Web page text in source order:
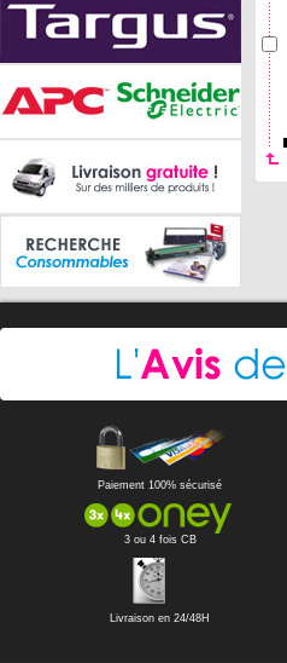
Paiement 100% sécurisé
3 ou 4 fois CB
Livraison en 24/48H